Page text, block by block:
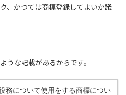
、かつては商標登録してよいか議
うな記載があるからです。
務について使用をする商標につい